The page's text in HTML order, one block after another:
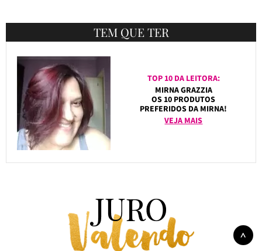
TEM QUE TER
TOP 10 DA LEITORA:
MIRNA GRAZZIA
OS 10 PRODUTOS
PREFERIDOS DA MIRNA!
VEJA MAIS